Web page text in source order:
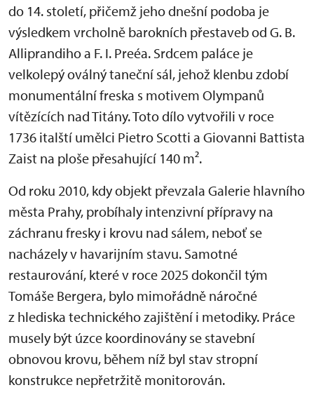
do 14. století, přičemž jeho dnešní podoba je
výsledkem vrcholně barokních přestaveb od G. B.
Alliprandiho a F. I. Preéa. Srdcem paláce je
velkolepý oválný taneční sál, jehož klenbu zdobí
monumentální freska s motivem Olympanů
vítězících nad Titány. Toto dílo vytvořili v roce
1736 italští umělci Pietro Scotti a Giovanni Battista
Zaist na ploše přesahující 140 m².
Od roku 2010, kdy objekt převzala Galerie hlavního
města Prahy, probíhaly intenzivní přípravy na
záchranu fresky i krovu nad sálem, neboť se
nacházely v havarijním stavu. Samotné
restaurování, které v roce 2025 dokončil tým
Tomáše Bergera, bylo mimořádně náročné
z hlediska technického zajištění i metodiky. Práce
musely být úzce koordinovány se stavební
obnovou krovu, během níž byl stav stropní
konstrukce nepřetržitě monitorován.